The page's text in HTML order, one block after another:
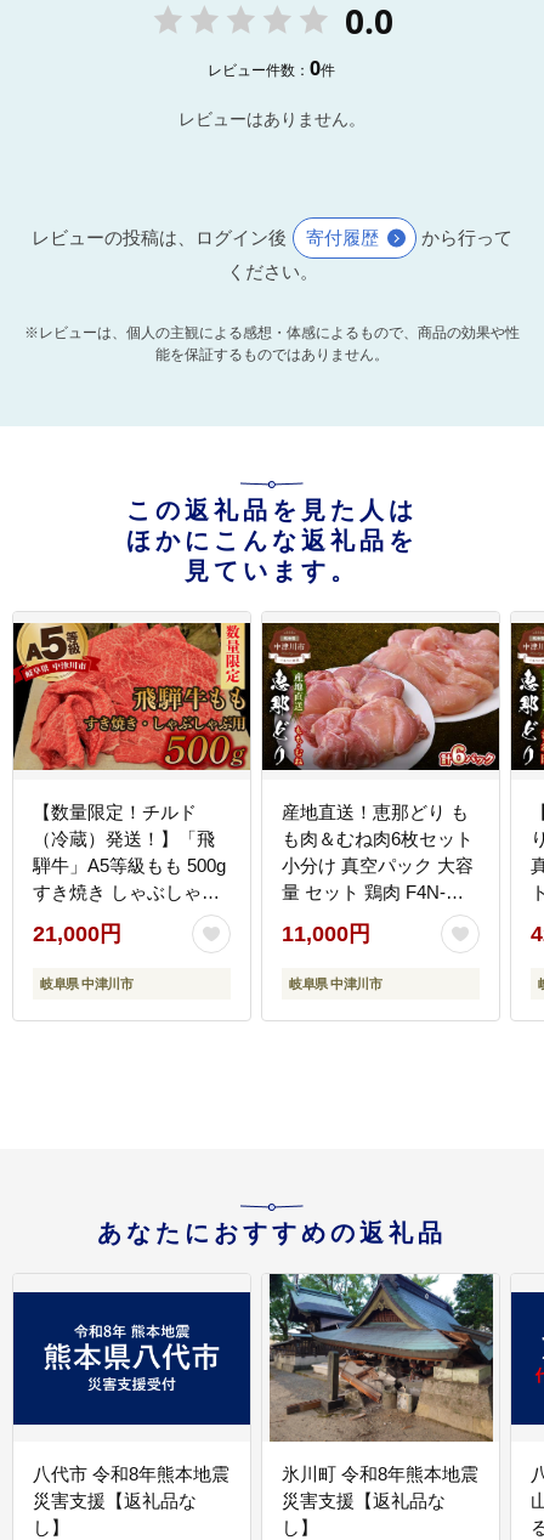
0.0
レビュー件数：0件
レビューはありません。
レビューの投稿は、ログイン後 寄付履歴
から行って
ください。
※レビューは、個人の主観による感想・体感によるもので、商品の効果や性
能を保証するものではありません。
この返礼品を見た人は
ほかにこんな返礼品を
見ています。
【数量限定！チルド
（冷蔵）発送！】「飛
騨牛」A5等級もも 500g
すき焼き しゃぶしゃぶ
F4N-1237
21,000円
岐阜県 中津川市
産地直送！恵那どり も
も肉＆むね肉6枚セット
小分け 真空パック 大容
量 セット 鶏肉 F4N-
11,000円
岐阜県 中津川市
あなたにおすすめの返礼品
八代市 令和8年熊本地震
災害支援【返礼品な
し】
氷川町 令和8年熊本地震
災害支援【返礼品な
し】